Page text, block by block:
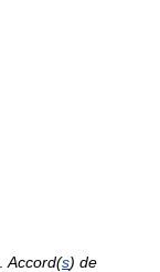
Accord(s) de